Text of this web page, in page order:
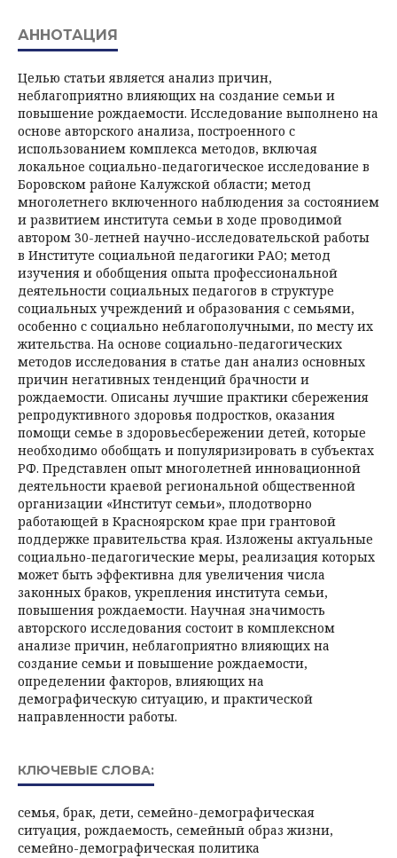
АННОТАЦИЯ
Целью статьи является анализ причин,
неблагоприятно влияющих на создание семьи и
повышение рождаемости. Исследование выполнено на
основе авторского анализа, построенного с
использованием комплекса методов, включая
локальное социально-педагогическое исследование в
Боровском районе Калужской области; метод
многолетнего включенного наблюдения за состоянием
и развитием института семьи в ходе проводимой
автором 30-летней научно-исследовательской работы
в Институте социальной педагогики РАО; метод
изучения и обобщения опыта профессиональной
деятельности социальных педагогов в структуре
социальных учреждений и образования с семьями,
особенно с социально неблагополучными, по месту их
жительства. На основе социально-педагогических
методов исследования в статье дан анализ основных
причин негативных тенденций брачности и
рождаемости. Описаны лучшие практики сбережения
репродуктивного здоровья подростков, оказания
помощи семье в здоровьесбережении детей, которые
необходимо обобщать и популяризировать в субъектах
РФ. Представлен опыт многолетней инновационной
деятельности краевой региональной общественной
организации «Институт семьи», плодотворно
работающей в Красноярском крае при грантовой
поддержке правительства края. Изложены актуальные
социально-педагогические меры, реализация которых
может быть эффективна для увеличения числа
законных браков, укрепления института семьи,
повышения рождаемости. Научная значимость
авторского исследования состоит в комплексном
анализе причин, неблагоприятно влияющих на
создание семьи и повышение рождаемости,
определении факторов, влияющих на
демографическую ситуацию, и практической
направленности работы.
КЛЮЧЕВЫЕ СЛОВА:
семья, брак, дети, семейно-демографическая
ситуация, рождаемость, семейный образ жизни,
семейно-демографическая политика